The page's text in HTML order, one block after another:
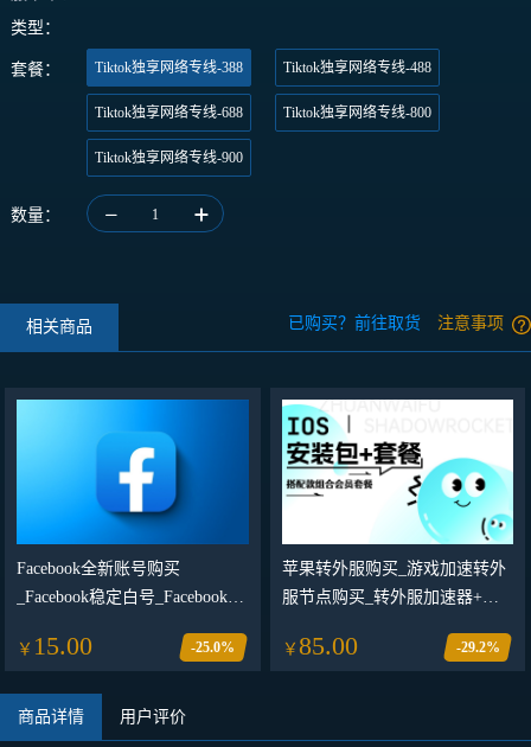
类型：
套餐： Tiktok独享网络专线-388 Tiktok独享网络专线-488
Tiktok独享网络专线-688 Tiktok独享网络专线-800
Tiktok独享网络专线-900
数量： 1
相关商品 已购买？前往取货 注意事项
Facebook全新账号购买
_Facebook稳定白号_Facebook小
￥ 15.00 -25.0%
苹果转外服购买_游戏加速转外
服节点购买_转外服加速器+节
￥ 85.00 -29.2%
商品详情 用户评价